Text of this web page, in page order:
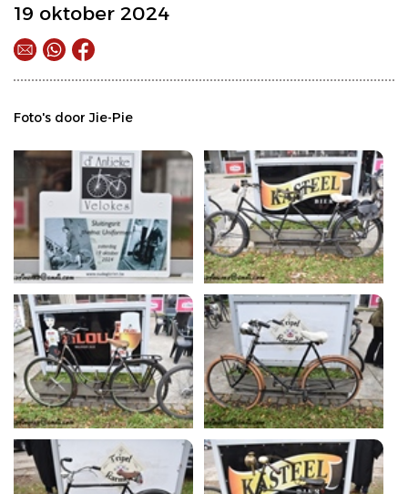
19 oktober 2024
Foto's door Jie-Pie